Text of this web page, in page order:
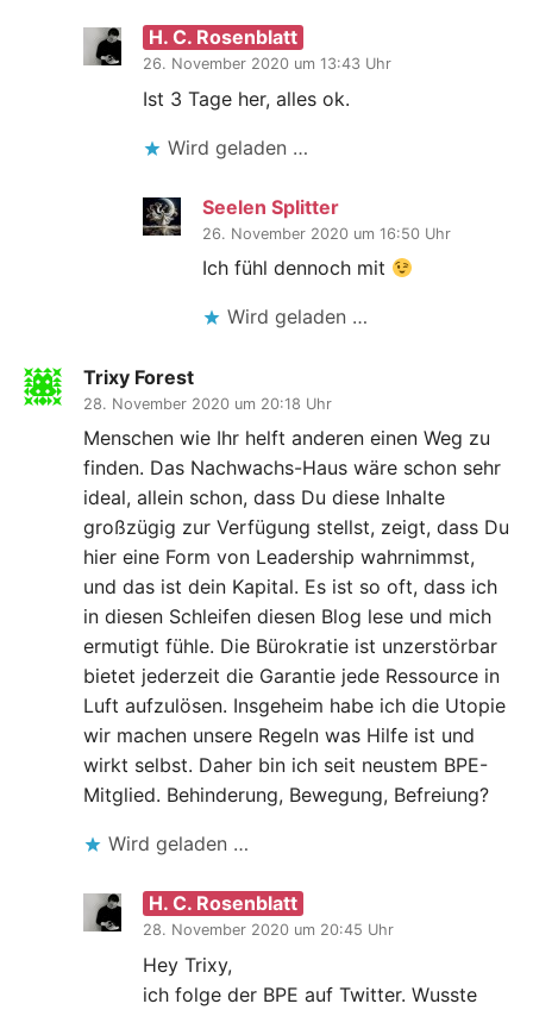
H. C. Rosenblatt
26. November 2020 um 13:43 Uhr
Ist 3 Tage her, alles ok.
Wird geladen …
Seelen Splitter
26. November 2020 um 16:50 Uhr
Ich fühl dennoch mit
Wird geladen …
Trixy Forest
28. November 2020 um 20:18 Uhr
Menschen wie Ihr helft anderen einen Weg zu
finden. Das Nachwachs-Haus wäre schon sehr
ideal, allein schon, dass Du diese Inhalte
großzügig zur Verfügung stellst, zeigt, dass Du
hier eine Form von Leadership wahrnimmst,
und das ist dein Kapital. Es ist so oft, dass ich
in diesen Schleifen diesen Blog lese und mich
ermutigt fühle. Die Bürokratie ist unzerstörbar
bietet jederzeit die Garantie jede Ressource in
Luft aufzulösen. Insgeheim habe ich die Utopie
wir machen unsere Regeln was Hilfe ist und
wirkt selbst. Daher bin ich seit neustem BPE-
Mitglied. Behinderung, Bewegung, Befreiung?
Wird geladen …
H. C. Rosenblatt
28. November 2020 um 20:45 Uhr
Hey Trixy,
ich folge der BPE auf Twitter. Wusste